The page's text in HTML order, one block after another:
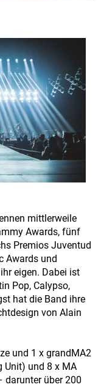
mittlerweile
Awards, fünf
Premios Juventud
Awards und
eigen. Dabei ist
Pop, Calypso,
hat die Band ihre
von Alain
und 1 x grandMA2
Unit) und 8 x MA
darunter über 200